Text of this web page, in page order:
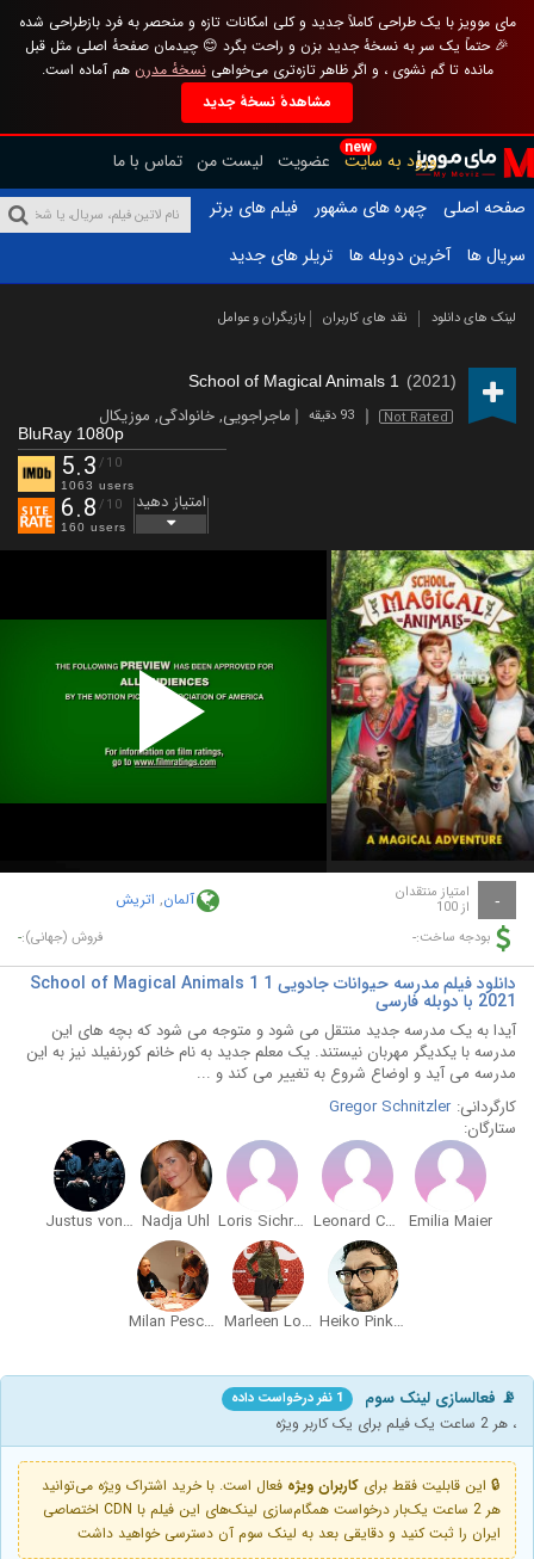
مای موویز با یک طراحی کاملاً جدید و کلی امکانات تازه و منحصر به فرد بازطراحی شده
🎉 حتماً یک سر به نسخهٔ جدید بزن و راحت بگرد 😊 چیدمان صفحهٔ اصلی مثل قبل
مانده تا گم نشوی ، و اگر ظاهر تازه‌تری می‌خواهینسخهٔ مدرن هم آماده است.
مشاهدهٔ نسخهٔ جدید
new
ورود به سایت عضویت لیست من تماس با ما
صفحه اصلی
چهره های مشهور
فیلم های برتر
سریال ها
آخرین دوبله ها تریلر های جدید
لینک های دانلود نقد های کاربران بازیگران و عوامل
School of Magical Animals 1 (2021)
Not Rated 93 دقیقه ماجراجویی,خانوادگی, موزیکال
BluRay 1080p
5.3 /10
1063 users
6.8 /10
160 users
امتیاز دهید
Play
Video
- امتیاز منتقدان
از 100 آلمان, اتریش
بودجه ساخت:- فروش (جهانی):-
دانلود فیلم مدرسه حیوانات جادویی 1 School of Magical Animals 1
2021 با دوبله فارسی
آیدا به یک مدرسه جدید منتقل می شود و متوجه می شود که بچه های این
مدرسه با یکدیگر مهربان نیستند. یک معلم جدید به نام خانم کورنفیلد نیز به این
مدرسه می آید و اوضاع شروع به تغییر می کند و ...
کارگردانی: Gregor Schnitzler
ستارگان:
Emilia Maier
Leonard Conrads
Loris Sichrovsky
Nadja Uhl
Justus von Dohnányi
Heiko Pinkowski
Marleen Lohse
Milan Peschel
📡 فعالسازی لینک سوم 1 نفر درخواست داده
، هر 2 ساعت یک فیلم برای یک کاربر ویژه
🔒 این قابلیت فقط برای کاربران ویژه فعال است. با خرید اشتراک ویژه می‌توانید
هر 2 ساعت یک‌بار درخواست همگام‌سازی لینک‌های این فیلم با CDN اختصاصی
ایران را ثبت کنید و دقایقی بعد به لینک سوم آن دسترسی خواهید داشت